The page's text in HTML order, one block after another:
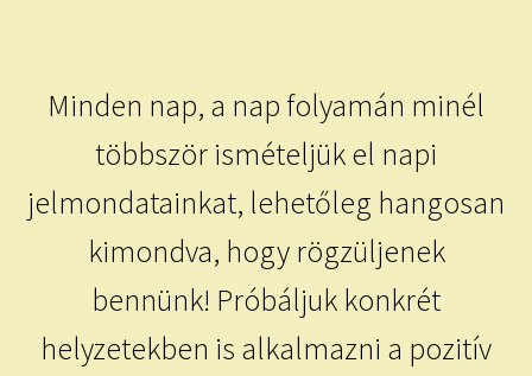
IRATKOZZ FEL A VIDEÓ CSATORNÁNKRA!
TAROT ELEMZÉS MEGRENDELÉSE LIMITÁLT!
AJÁNDÉKOKKAL!
Minden nap, a nap folyamán minél
többször ismételjük el napi
jelmondatainkat, lehetőleg hangosan
kimondva, hogy rögzüljenek
bennünk! Próbáljuk konkrét
helyzetekben is alkalmazni a pozitív